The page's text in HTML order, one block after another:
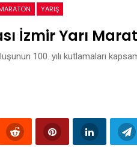
YARIŞ
İzmir Yarı
100. yılı kutlamaları